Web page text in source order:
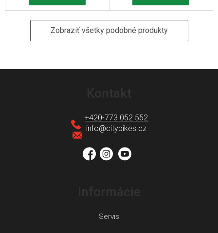
Zobraziť všetky podobné produkty
info@citybikes.cz
+420-773 052 552
Servis